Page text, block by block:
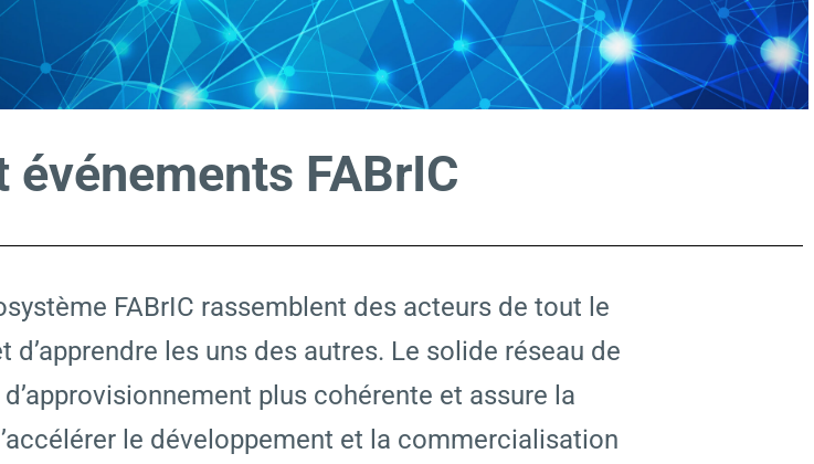
événements FABrIC
FABrIC rassemblent des acteurs de tout le
les uns des autres. Le solide réseau de
plus cohérente et assure la
le développement et la commercialisation